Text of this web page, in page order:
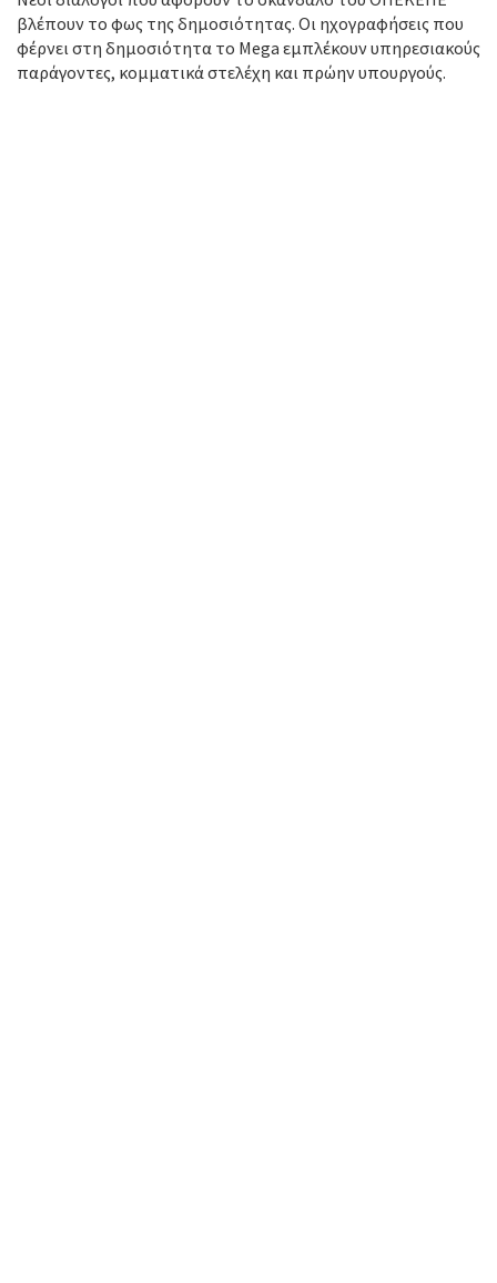
βλέπουν το φως της δημοσιότητας. Οι ηχογραφήσεις που
φέρνει στη δημοσιότητα το Mega εμπλέκουν υπηρεσιακούς
παράγοντες, κομματικά στελέχη και πρώην υπουργούς.